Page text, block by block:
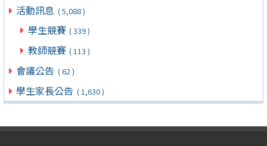
活動訊息 ( 5,088 )
學生競賽 ( 339 )
教師競賽 ( 113 )
會議公告 ( 62 )
學生家長公告 ( 1,630 )